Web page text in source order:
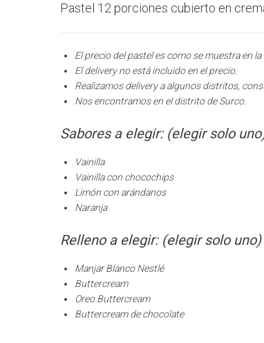
Pastel 12 porciones cubierto en
El precio del pastel es como se muestra en
El delivery no está incluido en el precio.
Realizamos delivery a algunos distritos,
Nos encontramos en el distrito de Surco.
Sabores a elegir: (elegir solo
Vainilla
Vainilla con chocochips
Limón con arándanos
Naranja
Relleno a elegir: (elegir solo uno)
Manjar Blanco Nestlé
Buttercream
Oreo Buttercream
Buttercream de chocolate